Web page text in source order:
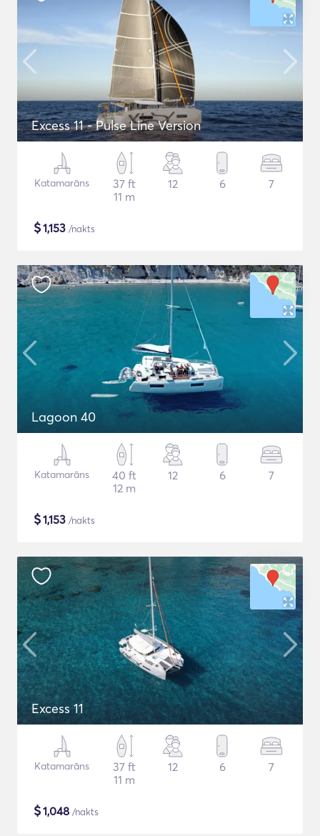
Excess 11 - Pulse Line Version
Katamarāns
37 ft
11 m
12 6 7
$1,153 /nakts
Lagoon 40
Katamarāns
40 ft
12 m
12 6 7
$1,153 /nakts
Excess 11
Katamarāns
37 ft
11 m
12 6 7
$1,048 /nakts